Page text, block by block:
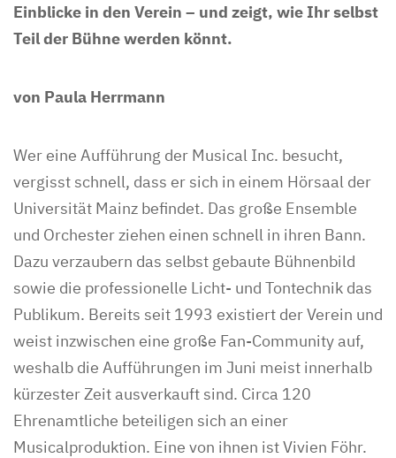
Einblicke in den Verein – und zeigt, wie Ihr selbst
Teil der Bühne werden könnt.
von Paula Herrmann
Wer eine Aufführung der Musical Inc. besucht,
vergisst schnell, dass er sich in einem Hörsaal der
Universität Mainz befindet. Das große Ensemble
und Orchester ziehen einen schnell in ihren Bann.
Dazu verzaubern das selbst gebaute Bühnenbild
sowie die professionelle Licht- und Tontechnik das
Publikum. Bereits seit 1993 existiert der Verein und
weist inzwischen eine große Fan-Community auf,
weshalb die Aufführungen im Juni meist innerhalb
kürzester Zeit ausverkauft sind. Circa 120
Ehrenamtliche beteiligen sich an einer
Musicalproduktion. Eine von ihnen ist Vivien Föhr.